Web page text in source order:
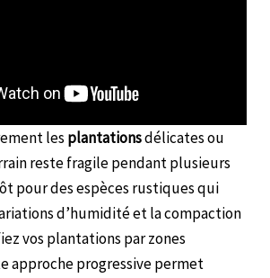
les plantationsdélicates ou
reste fragile pendant plusieurs
pour des espèces rustiques qui
d’humidité et la compaction
vos plantations par zones
approche progressive permet